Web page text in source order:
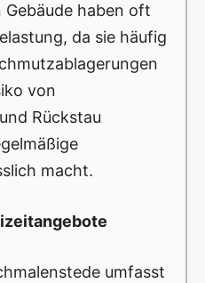
haben oft
da sie häufig
von
Rückstau
macht.
umfasst